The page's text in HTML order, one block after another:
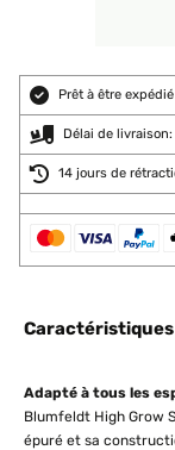
Prêt à être expédié
Délai de
14 jours de
Adapté à tous les
Blumfeldt High Grow
épuré et sa